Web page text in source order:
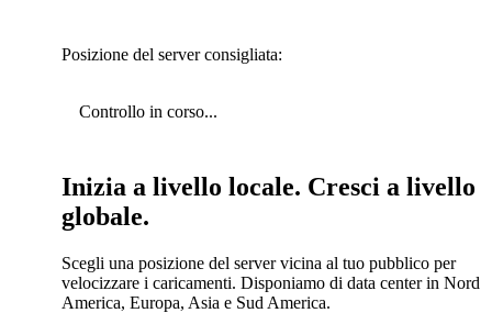
Posizione del server consigliata:
Controllo in corso...
Inizia a livello locale. Cresci a livello
globale.
Scegli una posizione del server vicina al tuo pubblico per
velocizzare i caricamenti. Disponiamo di data center in Nord
America, Europa, Asia e Sud America.